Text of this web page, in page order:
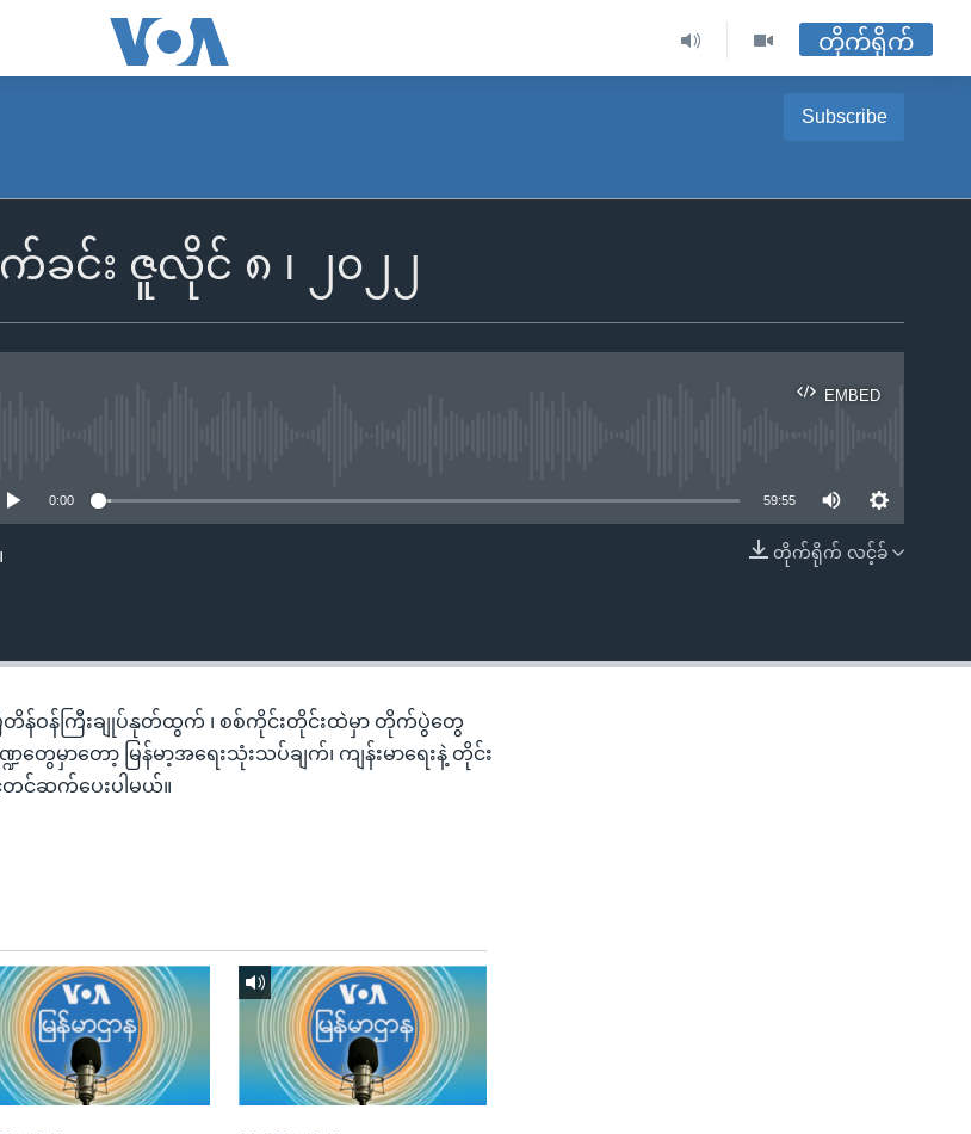
တိုက်ရိုက်
Subscribe
Apple Podcasts
Spotify
ခင်း ဇူလိုင် ၈ ၊ ၂၀၂၂
EMBED
EMBED
0:00 59:55
တိုက်ရိုက် လင့်ခ်
တိန်ဝန်ကြီးချုပ်နုတ်ထွက် ၊ စစ်ကိုင်းတိုင်းထဲမှာ တိုက်ပွဲတွေ
မှာတော့ မြန်မာ့အရေးသုံးသပ်ချက်၊ ကျန်းမာရေးနဲ့ တိုင်း
ဆက်ပေးပါမယ်။